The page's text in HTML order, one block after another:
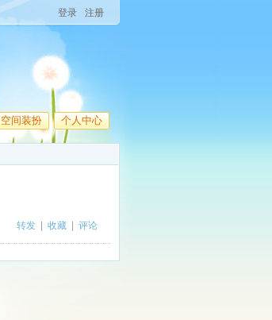
登录 注册
空间装扮 个人中心
转发
收藏 评论